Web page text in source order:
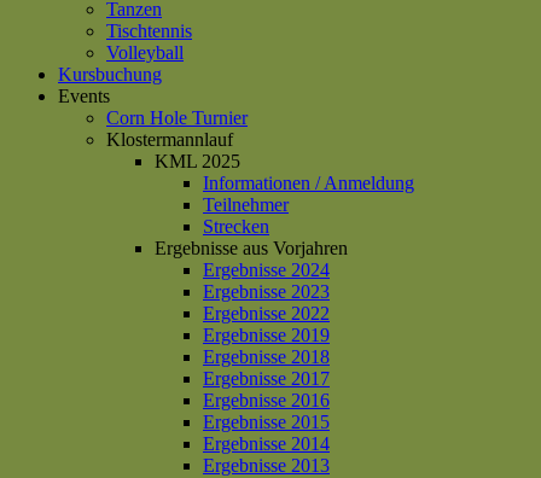
Tanzen
Tischtennis
Volleyball
Kursbuchung
Events
Corn Hole Turnier
Klostermannlauf
KML 2025
Informationen / Anmeldung
Teilnehmer
Strecken
Ergebnisse aus Vorjahren
Ergebnisse 2024
Ergebnisse 2023
Ergebnisse 2022
Ergebnisse 2019
Ergebnisse 2018
Ergebnisse 2017
Ergebnisse 2016
Ergebnisse 2015
Ergebnisse 2014
Ergebnisse 2013